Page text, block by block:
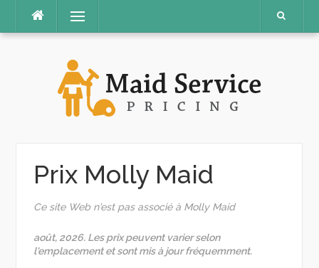
contenu
Menu
Prix ​​Molly Maid
Ce site Web n'est pas associé à Molly Maid
août, 2026. Les prix peuvent varier selon
l'emplacement et sont mis à jour fréquemment.